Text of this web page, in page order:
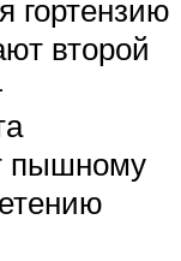
гортензию
второй
пышному